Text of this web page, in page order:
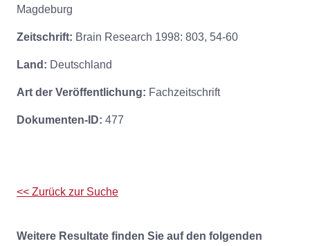
Magdeburg
Zeitschrift: Brain Research 1998: 803, 54-60
Land: Deutschland
Art der Veröffentlichung: Fachzeitschrift
Dokumenten-ID: 477
<< Zurück zur Suche
Weitere Resultate finden Sie auf den folgenden